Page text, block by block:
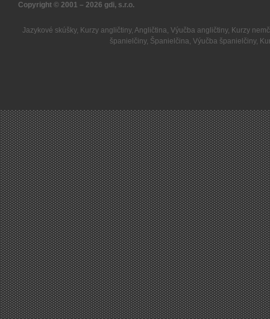
Copyright © 2001 – 2026 gdi, s.r.o.
Jazykové skúšky, Kurzy angličtiny, Angličtina, Výučba angličtiny, Kurzy
španielčiny, Španielčina, Výučba španielčiny,